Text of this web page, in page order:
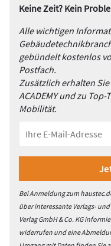
Keine Zeit? Kein
Alle wichtigen
gebündelt kostenlos
Postfach.
Zusätzlich erhalten
ACADEMY und zu
Mobilität.
Bei Anmeldung zum
über interessante Verlags-
Verlag GmbH & Co. KG
widerrufen und eine